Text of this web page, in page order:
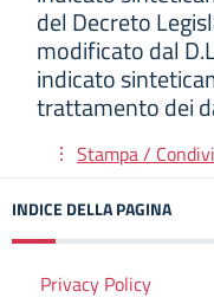
del Decreto
modificato dal
indicato
trattamento dei
Stampa /
INDICE DELLA PAGINA
Privacy Policy